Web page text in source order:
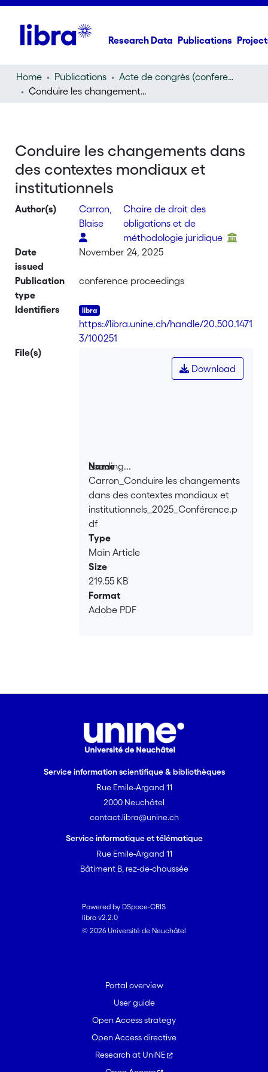
Research Data Publications
Home Publications
Acte de congrès (conference proceedings)
Conduire les changements dans des contextes mondiaux et institutionnels
Conduire les changements dans
des contextes mondiaux et
institutionnels
Author(s)
Carron,
Blaise
Chaire de droit des
obligations et de
méthodologie juridique
Date
issued
November 24, 2025
Publication
type
conference proceedings
Identifiers
https://libra.unine.ch/handle/20.500.1471
3/100251
File(s)
Loading...
Loading...
Download
Name
Carron_Conduire les changements
dans des contextes mondiaux et
institutionnels_2025_Conférence.p
df
Type
Main Article
Size
219.55 KB
Format
Adobe PDF
Service information scientifique & bibliothèques
Rue Emile-Argand 11
2000 Neuchâtel
contact.libra@unine.ch
Service informatique et télématique
Rue Emile-Argand 11
Bâtiment B, rez-de-chaussée
Powered by DSpace-CRIS
libra v2.2.0
© 2026 Université de Neuchâtel
Portal overview
User guide
Open Access strategy
Open Access directive
Research at UniNE